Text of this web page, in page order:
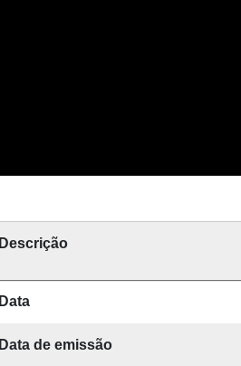
Descrição
Data
Data de emissão